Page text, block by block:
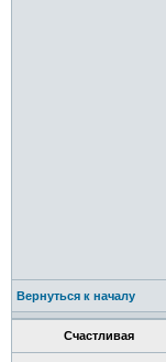
Вернуться к началу
Счастливая